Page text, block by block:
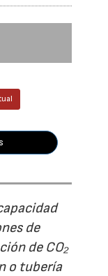
de
de CO₂
o tubería